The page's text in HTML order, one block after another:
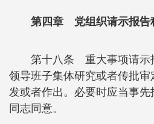
第四章 党组织请示报告
第十八条 重大事项请示
领导班子集体研究或者传批
发或者作出。必要时应当事
同志同意。